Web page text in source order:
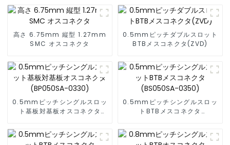
高さ 6.75mm 縦型 1.27mm
SMC オスコネクタ
0.5mmピッチダブルスロット
BTBメスコネクタ(ZVD)
0.5mmピッチシングルスロッ
ト基板対基板オスコネクタ
0.5mmピッチシングルスロッ
トBTBメスコネクタ